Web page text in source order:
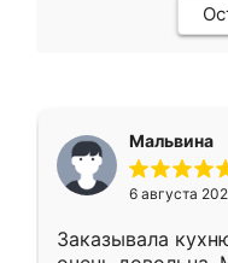
Мальвина
6 августа
Заказывала